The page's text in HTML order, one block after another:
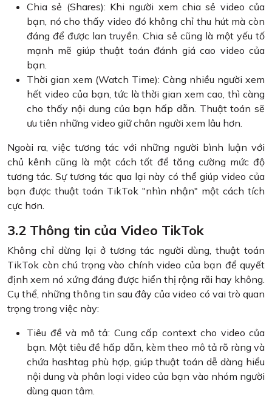
Chia sẻ (Shares): Khi người xem chia sẻ video của
bạn, nó cho thấy video đó không chỉ thu hút mà còn
đáng để được lan truyền. Chia sẻ cũng là một yếu tố
mạnh mẽ giúp thuật toán đánh giá cao video của
bạn.
Thời gian xem (Watch Time): Càng nhiều người xem
hết video của bạn, tức là thời gian xem cao, thì càng
cho thấy nội dung của bạn hấp dẫn. Thuật toán sẽ
ưu tiên những video giữ chân người xem lâu hơn.
Ngoài ra, việc tương tác với những người bình luận với
chủ kênh cũng là một cách tốt để tăng cường mức độ
tương tác. Sự tương tác qua lại này có thể giúp video của
bạn được thuật toán TikTok "nhìn nhận" một cách tích
cực hơn.
3.2 Thông tin của Video TikTok
Không chỉ dừng lại ở tương tác người dùng, thuật toán
TikTok còn chú trọng vào chính video của bạn để quyết
định xem nó xứng đáng được hiển thị rộng rãi hay không.
Cụ thể, những thông tin sau đây của video có vai trò quan
trọng trong việc này:
Tiêu đề và mô tả: Cung cấp context cho video của
bạn. Một tiêu đề hấp dẫn, kèm theo mô tả rõ ràng và
chứa hashtag phù hợp, giúp thuật toán dễ dàng hiểu
nội dung và phân loại video của bạn vào nhóm người
dùng quan tâm.